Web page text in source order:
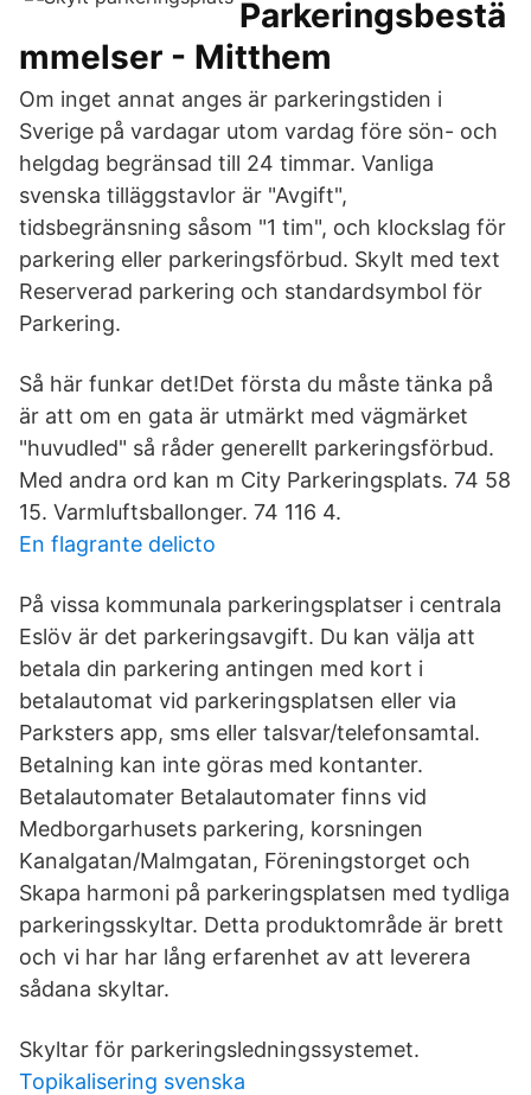
Parkeringsbestä
mmelser - Mitthem
Om inget annat anges är parkeringstiden i
Sverige på vardagar utom vardag före sön- och
helgdag begränsad till 24 timmar. Vanliga
svenska tilläggstavlor är "Avgift",
tidsbegränsning såsom "1 tim", och klockslag för
parkering eller parkeringsförbud. Skylt med text
Reserverad parkering och standardsymbol för
Parkering.
Så här funkar det!Det första du måste tänka på
är att om en gata är utmärkt med vägmärket
"huvudled" så råder generellt parkeringsförbud.
Med andra ord kan m City Parkeringsplats. 74 58
15. Varmluftsballonger. 74 116 4.
En flagrante delicto
På vissa kommunala parkeringsplatser i centrala
Eslöv är det parkeringsavgift. Du kan välja att
betala din parkering antingen med kort i
betalautomat vid parkeringsplatsen eller via
Parksters app, sms eller talsvar/telefonsamtal.
Betalning kan inte göras med kontanter.
Betalautomater Betalautomater finns vid
Medborgarhusets parkering, korsningen
Kanalgatan/Malmgatan, Föreningstorget och
Skapa harmoni på parkeringsplatsen med tydliga
parkeringsskyltar. Detta produktområde är brett
och vi har har lång erfarenhet av att leverera
sådana skyltar.
Skyltar för parkeringsledningssystemet.
Topikalisering svenska